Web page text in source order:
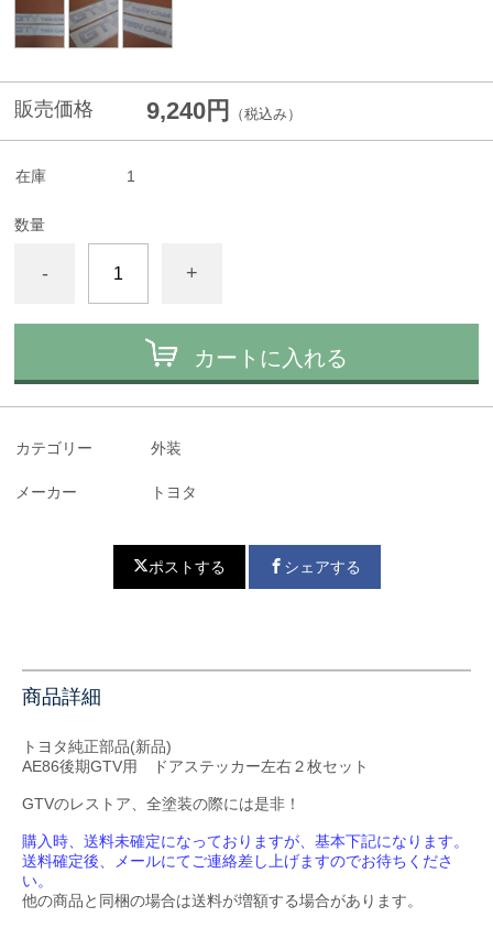
販売価格 9,240円 （税込み）
在庫 1
数量
- +
カートに入れる
カテゴリー 外装
メーカー トヨタ
ポストする シェアする
商品詳細
トヨタ純正部品(新品)
AE86後期GTV用 ドアステッカー左右２枚セット
GTVのレストア、全塗装の際には是非！
購入時、送料未確定になっておりますが、基本下記になります。
送料確定後、メールにてご連絡差し上げますのでお待ちくださ
い。
他の商品と同梱の場合は送料が増額する場合があります。